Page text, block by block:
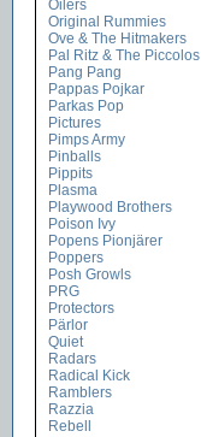
Oilers
Original Rummies
Ove & The Hitmakers
Pal Ritz & The Piccolos
Pang Pang
Pappas Pojkar
Parkas Pop
Pictures
Pimps Army
Pinballs
Pippits
Plasma
Playwood Brothers
Poison Ivy
Popens Pionjärer
Poppers
Posh Growls
PRG
Protectors
Pärlor
Quiet
Radars
Radical Kick
Ramblers
Razzia
Rebell